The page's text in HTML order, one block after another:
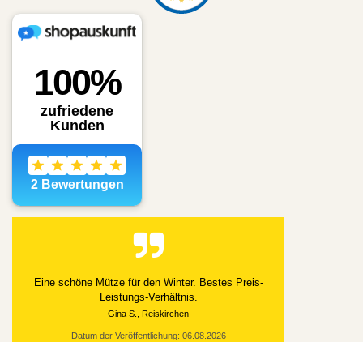
Alles gut geklappt
Datum der Kauferfahrung: 21.07.2026